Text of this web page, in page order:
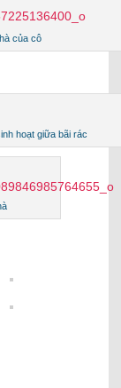
của cô
hoạt giữa bãi rác